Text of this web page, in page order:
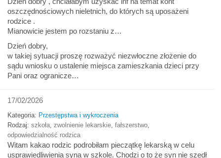
oszczędnościowych nieletnich, do których są uposażeni
rodzice .
Mianowicie jestem po rozstaniu z…
Dzień dobry,
w takiej sytuacji proszę rozważyć niezwłoczne złożenie do
sądu wniosku o ustalenie miejsca zamieszkania dzieci przy
Pani oraz ogranicze…
17/02/2026
Kategoria: Przestępstwa i wykroczenia
Rodzaj: szkoła zwolnienie lekarskie fałszerstwo
odpowiedzialność rodzica
Witam kakao rodzic podrobiłam pieczątkę lekarską w celu
usprawiedliwienia syna w szkole. Chodzi o to że syn nie szedł